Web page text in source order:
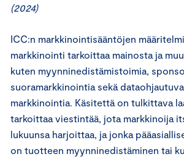
(2024)
ICC:n markkinointisääntöjen
markkinointi tarkoittaa mainosta ja
kuten myynninedistämistoimia,
suoramarkkinointia sekä
markkinointia. Käsitettä on tulkittava
tarkoittaa viestintää, jota markkinoija
lukuunsa harjoittaa, ja jonka
on tuotteen myynninedistäminen tai